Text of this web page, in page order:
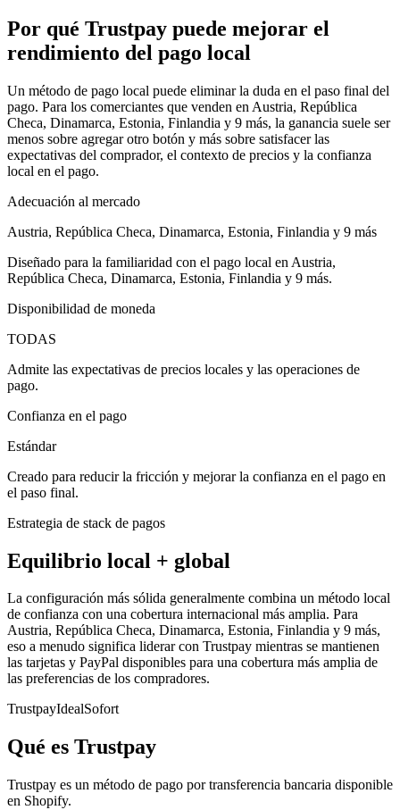
Por qué Trustpay puede mejorar el
rendimiento del pago local
Un método de pago local puede eliminar la duda en el paso final del
pago. Para los comerciantes que venden en Austria, República
Checa, Dinamarca, Estonia, Finlandia y 9 más, la ganancia suele ser
menos sobre agregar otro botón y más sobre satisfacer las
expectativas del comprador, el contexto de precios y la confianza
local en el pago.
Adecuación al mercado
Austria, República Checa, Dinamarca, Estonia, Finlandia y 9 más
Diseñado para la familiaridad con el pago local en Austria,
República Checa, Dinamarca, Estonia, Finlandia y 9 más.
Disponibilidad de moneda
TODAS
Admite las expectativas de precios locales y las operaciones de
pago.
Confianza en el pago
Estándar
Creado para reducir la fricción y mejorar la confianza en el pago en
el paso final.
Estrategia de stack de pagos
Equilibrio local + global
La configuración más sólida generalmente combina un método local
de confianza con una cobertura internacional más amplia. Para
Austria, República Checa, Dinamarca, Estonia, Finlandia y 9 más,
eso a menudo significa liderar con Trustpay mientras se mantienen
las tarjetas y PayPal disponibles para una cobertura más amplia de
las preferencias de los compradores.
TrustpayIdealSofort
Qué es Trustpay
Trustpay es un método de pago por transferencia bancaria disponible
en Shopify.